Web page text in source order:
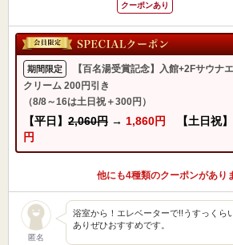
クーポンあり
期間限定
【百名湯受賞記念】入館+2Fサウナ
クリーム 200円引き
（8/8～16は土日祝＋300円）
【平日】 2,060円 → 1,860円 【土日祝】
円
他にも4種類のクーポンがあり
匿名
浴室から！エレベーターで!!うすっくら
ありぜひおすすめです。